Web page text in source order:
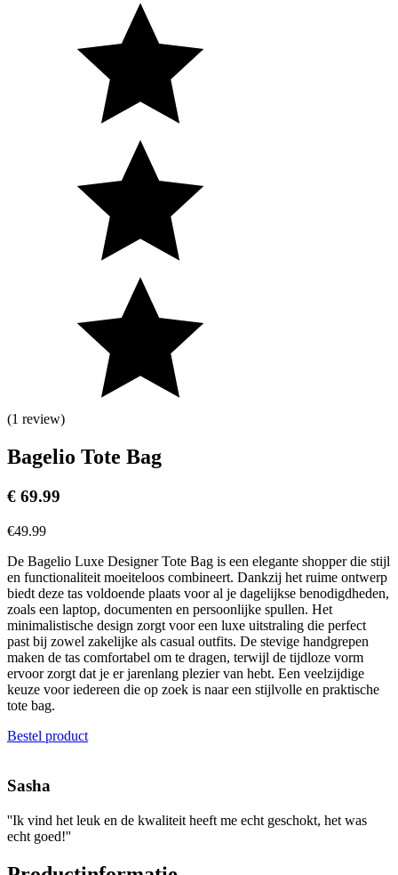
(1 review)
Bagelio Tote Bag
€ 69.99
€49.99
De Bagelio Luxe Designer Tote Bag is een elegante shopper die stijl
en functionaliteit moeiteloos combineert. Dankzij het ruime ontwerp
biedt deze tas voldoende plaats voor al je dagelijkse benodigdheden,
zoals een laptop, documenten en persoonlijke spullen. Het
minimalistische design zorgt voor een luxe uitstraling die perfect
past bij zowel zakelijke als casual outfits. De stevige handgrepen
maken de tas comfortabel om te dragen, terwijl de tijdloze vorm
ervoor zorgt dat je er jarenlang plezier van hebt. Een veelzijdige
keuze voor iedereen die op zoek is naar een stijlvolle en praktische
tote bag.
Bestel product
Sasha
''Ik vind het leuk en de kwaliteit heeft me echt geschokt, het was
echt goed!''